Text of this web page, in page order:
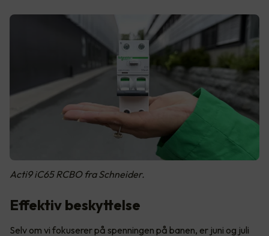
Acti9 iC65 RCBO fra Schneider.
Effektiv beskyttelse
Selv om vi fokuserer på spenningen på banen, er juni og juli